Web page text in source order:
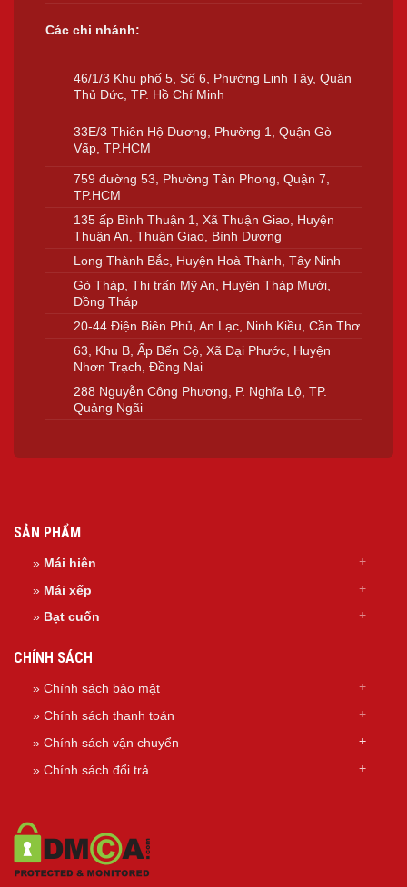
Các chi nhánh:
46/1/3 Khu phố 5, Số 6, Phường Linh Tây, Quận
Thủ Đức, TP. Hồ Chí Minh
33E/3 Thiên Hộ Dương, Phường 1, Quận Gò
Vấp, TP.HCM
759 đường 53, Phường Tân Phong, Quận 7,
TP.HCM
135 ấp Bình Thuận 1, Xã Thuận Giao, Huyện
Thuận An, Thuận Giao, Bình Dương
Long Thành Bắc, Huyện Hoà Thành, Tây Ninh
Gò Tháp, Thị trấn Mỹ An, Huyện Tháp Mười,
Đồng Tháp
20-44 Điện Biên Phủ, An Lạc, Ninh Kiều, Cần Thơ
63, Khu B, Ấp Bến Cộ, Xã Đại Phước, Huyện
Nhơn Trạch, Đồng Nai
288 Nguyễn Công Phương, P. Nghĩa Lộ, TP.
Quảng Ngãi
SẢN PHẨM
» Mái hiên
» Mái xếp
» Bạt cuốn
CHÍNH SÁCH
» Chính sách bảo mật
» Chính sách thanh toán
» Chính sách vận chuyển
» Chính sách đổi trả